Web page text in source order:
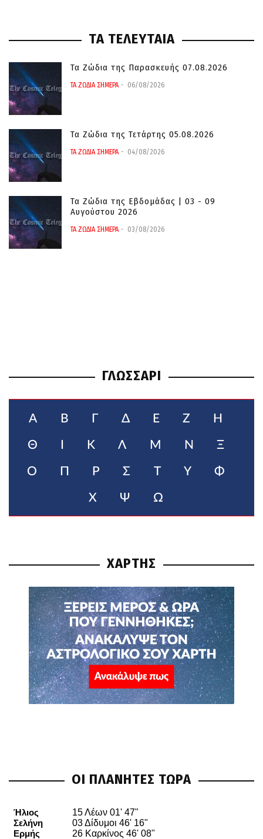
ΤΑ ΤΕΛΕΥΤΑΙΑ
Τα Ζώδια της Παρασκευής 07.08.2026
ΤΑ ΖΩΔΙΑ ΣΗΜΕΡΑ 06/08/2026
Τα Ζώδια της Τετάρτης 05.08.2026
ΤΑ ΖΩΔΙΑ ΣΗΜΕΡΑ 04/08/2026
Τα Ζώδια της Εβδομάδας | 03 - 09
Αυγούστου 2026
ΤΑ ΖΩΔΙΑ ΣΗΜΕΡΑ 03/08/2026
ΓΛΩΣΣΑΡΙ
Α Β Γ Δ Ε Ζ Η
Θ Κ Λ Μ Ν Ξ
Ο Π Ρ Σ Τ Υ Φ
Χ Ψ Ω
ΧΑΡΤΗΣ
ΟΙ ΠΛΑΝΗΤΕΣ ΤΩΡΑ